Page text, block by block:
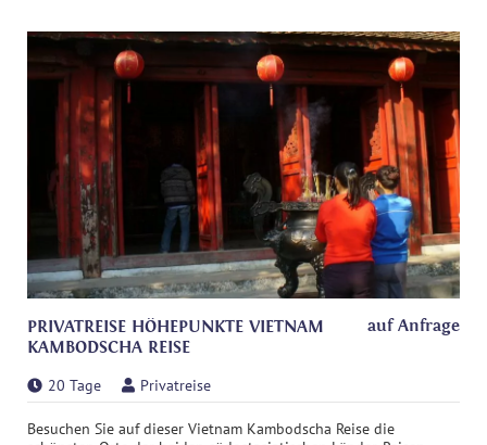
PRIVATREISE HÖHEPUNKTE VIETNAM
KAMBODSCHA REISE
auf Anfrage
20 Tage Privatreise
Besuchen Sie auf dieser Vietnam Kambodscha Reise die